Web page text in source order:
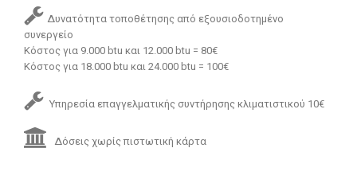
Δυνατότητα τοποθέτησης από εξουσιοδοτημένο
συνεργείο
Κόστος για 9.000 btu και 12.000 btu = 80€
Κόστος για 18.000 btu και 24.000 btu = 100€
Υπηρεσία επαγγελματικής συντήρησης κλιματιστικού 10€
Δόσεις χωρίς πιστωτική κάρτα